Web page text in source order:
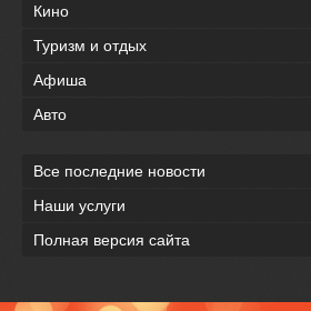
Кино
Туризм и отдых
Афиша
Авто
Все последние новости
Наши услуги
Полная версия сайта